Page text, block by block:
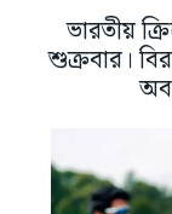
ভারতীয়
শুক্রবার।